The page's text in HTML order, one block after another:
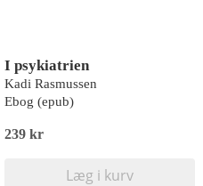
I psykiatrien
Kadi Rasmussen
Ebog (epub)
239 kr
Læg i kurv